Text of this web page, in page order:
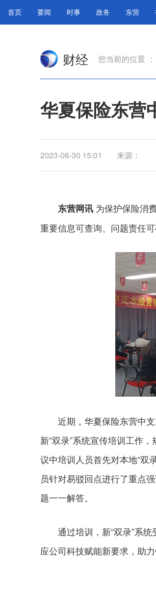
首页 要闻 时事 政务 东营
财经 您当前的位置 ：
华夏保险东营
2023-06-30 15:01 来源：
东营网讯 为保护保险消
重要信息可查询、问题责任
近期，华夏保险东营中支
新“双录”系统宣传培训工作
议中培训人员首先对本地“双
员针对易驳回点进行了重点
题一一解答。
通过培训，新“双录”系统
应公司科技赋能新要求，助